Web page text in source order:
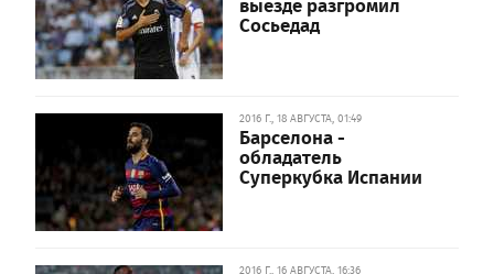
Сосьедад
2016 Г., 18 АВГУСТА, 01:49
Барселона -
обладатель
Суперкубка Испании
2016 Г., 16 АВГУСТА, 16:36